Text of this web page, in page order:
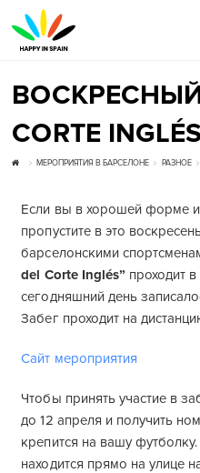
CORTE INGLÉS
МЕРОПРИЯТИЯ В БАРСЕЛОНЕ РАЗНОЕ
Если вы в хорошей форме и
пропустите в это
барселонскими
del Corte Inglés”проходит
сегодняшний день
Забег проходит на
Сайт мероприятия
Чтобы принять участие в
до 12 апреля и получить
крепится на вашу
находится прямо на улице